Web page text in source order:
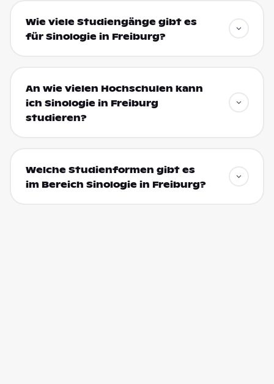
Wie viele Studiengänge gibt es
für Sinologie in Freiburg?
An wie vielen Hochschulen kann
ich Sinologie in Freiburg
studieren?
Welche Studienformen gibt es
im Bereich Sinologie in Freiburg?